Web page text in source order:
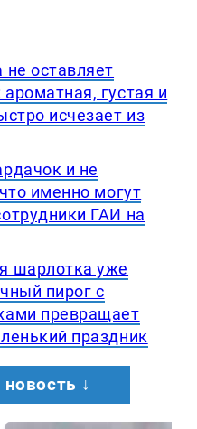
не оставляет
густая и
исчезает из
и не
именно могут
ГАИ на
шарлотка уже
пирог с
превращает
праздник
↓